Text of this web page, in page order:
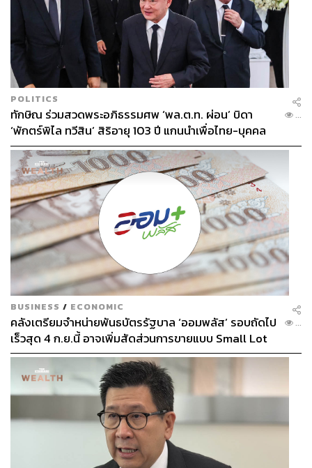
POLITICS
ทักษิณ ร่วมสวดพระอภิธรรมศพ ‘พล.ต.ท. ผ่อน’ บิดา
‘พักตร์พิไล ทวีสิน’ สิริอายุ 103 ปี แกนนำเพื่อไทย-บุคคล
หลากวงการร่วมอาลัย
...
BUSINESS / ECONOMIC
คลังเตรียมจำหน่ายพันธบัตรรัฐบาล ‘ออมพลัส’ รอบถัดไป
เร็วสุด 4 ก.ย.นี้ อาจเพิ่มสัดส่วนการขายแบบ Small Lot
First มากขึ้น
...